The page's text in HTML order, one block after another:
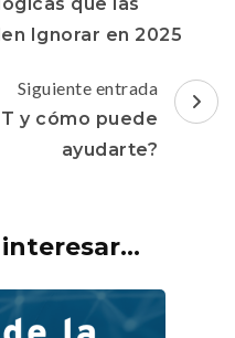
que las
Ignorar en 2025
Siguiente entrada
y cómo puede
ayudarte?